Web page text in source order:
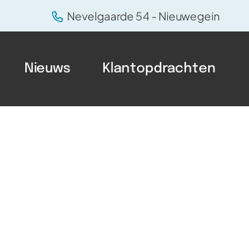
Nevelgaarde 54 - Nieuwegein
Nieuws Klantopdrachten